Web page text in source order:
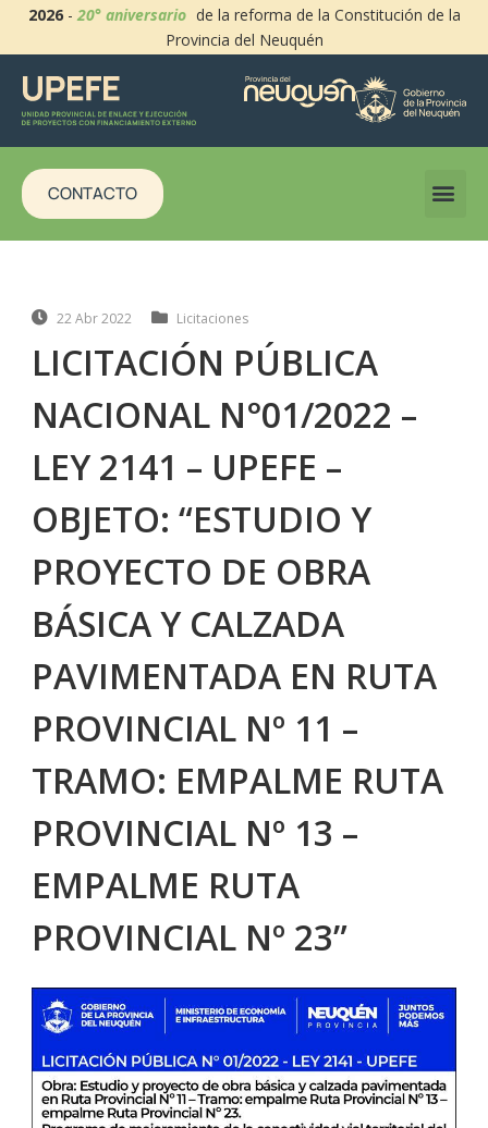
2026-20° aniversario de la reforma de la Constitución de la
Provincia del Neuquén
CONTACTO
22 Abr 2022 Licitaciones
LICITACIÓN PÚBLICA
NACIONAL N°01/2022 –
LEY 2141 – UPEFE –
OBJETO: “ESTUDIO Y
PROYECTO DE OBRA
BÁSICA Y CALZADA
PAVIMENTADA EN RUTA
PROVINCIAL Nº 11 –
TRAMO: EMPALME RUTA
PROVINCIAL Nº 13 –
EMPALME RUTA
PROVINCIAL Nº 23”